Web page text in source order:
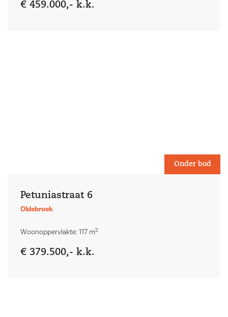
€ 459.000,- k.k.
Onder bod
Petuniastraat 6
Oldebroek
Woonoppervlakte: 117 m2
€ 379.500,- k.k.